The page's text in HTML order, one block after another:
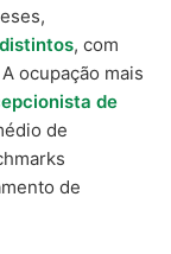
, com
A ocupação mais
de
de
de